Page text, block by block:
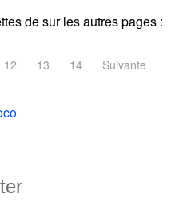
desur les autres pages :
12 13 14 Suivante